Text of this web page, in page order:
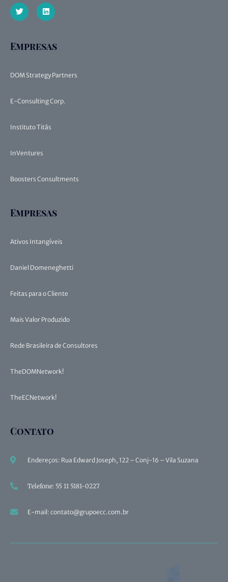
Empresas
DOM Strategy Partners
E-Consulting Corp.
Instituto Titãs
InVentures
Boosters Consultments
Empresas
Ativos Intangíveis
Daniel Domeneghetti
Feitas para o Cliente
Mais Valor Produzido
Rede Brasileira de Consultores
TheDOMNetwork!
TheECNetwork!
Contato
Endereços: Rua Edward Joseph, 122 – Conj-16 – Vila Suzana
Telefone: 55 11 5181-0227
E-mail: contato@grupoecc.com.br